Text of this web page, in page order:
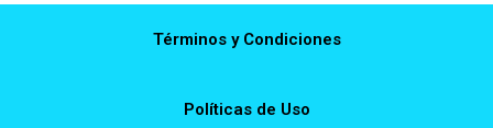
Términos y Condiciones
Políticas de Uso